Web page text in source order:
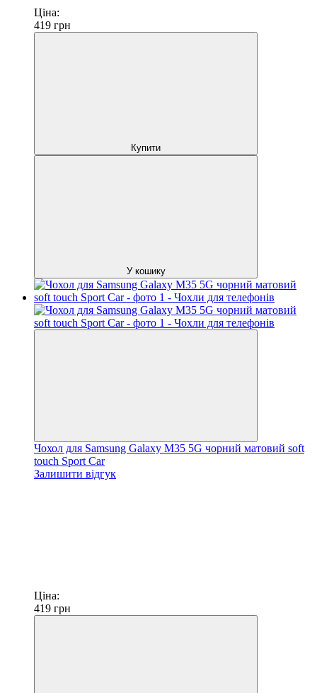
Ціна:
419 грн
Купити
У кошику
Чохол для Samsung Galaxy M35 5G чорний матовий soft
touch Sport Car
Залишити відгук
Ціна:
419 грн